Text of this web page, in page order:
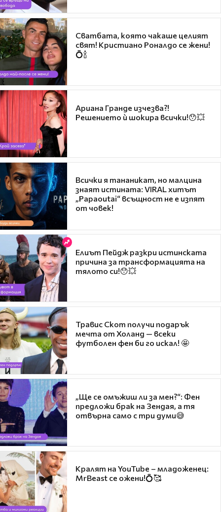
Сватбата, която чакаше целият
свят! Кристиано Роналдо се жени!
💍🍾
Ариана Гранде изчезва?!
Решението ѝ шокира всички!😯💥
Всички я тананикат, но малцина
знаят истината: VIRAL хитът
„Papaoutai“ всъщност не е изпят
от човек!
Елиът Пейдж разкри истинската
причина за трансформацията на
тялото си!😯💥
Травис Скот получи подарък
мечта от Холанд — всеки
футболен фен би го искал! 🤩
„Ще се омъжиш ли за мен?“: Фен
предложи брак на Зендая, а тя
отвърна само с три думи😅
Кралят на YouTube – младоженец:
MrBeast се ожени!💍🥰